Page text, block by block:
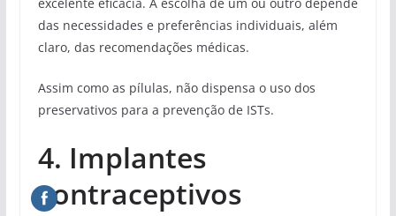
das necessidades e preferências individuais, além
claro, das recomendações médicas.
Assim como as pílulas, não dispensa o uso dos
preservativos para a prevenção de ISTs.
4. Implantes
contraceptivos